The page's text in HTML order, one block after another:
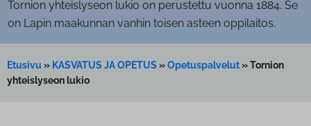
Tornion yhteislyseon lukio on perustettu vuonna 1884. Se
on Lapin maakunnan vanhin toisen asteen oppilaitos.
Etusivu » KASVATUS JA OPETUS »Opetuspalvelut»Tornion
yhteislyseon lukio